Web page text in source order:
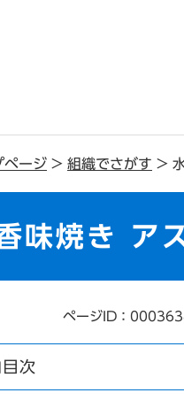
ページ > 組織でさがす >
味焼き ア
ページID：
次